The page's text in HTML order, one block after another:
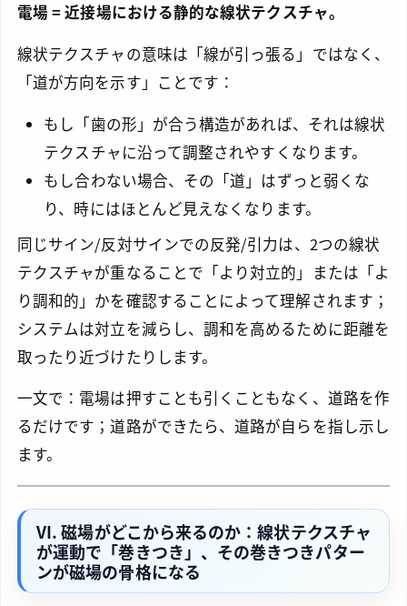
電場 = 近接場における静的な線状テクスチャ。
線状テクスチャの意味は「線が引っ張る」ではなく、
「道が方向を示す」ことです：
もし「歯の形」が合う構造があれば、それは線状
テクスチャに沿って調整されやすくなります。
もし合わない場合、その「道」はずっと弱くな
り、時にはほとんど見えなくなります。
同じサイン/反対サインでの反発/引力は、2つの線状
テクスチャが重なることで「より対立的」または「よ
り調和的」かを確認することによって理解されます；
システムは対立を減らし、調和を高めるために距離を
取ったり近づけたりします。
一文で：電場は押すことも引くこともなく、道路を作
るだけです；道路ができたら、道路が自らを指し示し
ます。
VI. 磁場がどこから来るのか：線状テクスチャ
が運動で「巻きつき」、その巻きつきパター
ンが磁場の骨格になる